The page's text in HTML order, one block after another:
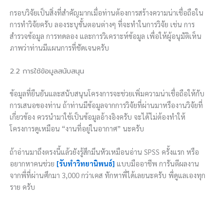
กรอบวิจัยเป็นสิ่งที่สำคัญมากเมื่อท่านต้องการสร้างความน่าเชื่อถือใน
การทำวิจัยครับ ลองระบุขั้นตอนต่างๆ ที่จะทำในการวิจัย เช่น การ
สำรวจข้อมูล การทดลอง และการวิเคราะห์ข้อมูล เพื่อให้ผู้อนุมัติเห็น
ภาพว่าท่านมีแผนการที่ชัดเจนครับ
2.2 การใช้ข้อมูลสนับสนุน
ข้อมูลที่ยืนยันและสนับสนุนโครงการจะช่วยเพิ่มความน่าเชื่อถือให้กับ
การเสนอของท่าน ถ้าท่านมีข้อมูลจากการวิจัยที่ผ่านมาหรืองานวิจัยที่
เกี่ยวข้อง ควรนำมาใช้เป็นข้อมูลอ้างอิงครับ จะได้ไม่ต้องทำให้
โครงการดูเหมือน “งานที่อยู่ในอากาศ” นะครับ
ถ้าอ่านมาถึงตรงนี้แล้วยังรู้สึกมึนหัวเหมือนอ่าน SPSS ครั้งแรก หรือ
อยากหาคนช่วย [รับทำวิทยานิพนธ์] แบบมืออาชีพ การันตีผลงาน
จากพี่ที่ผ่านศึกมา 3,000 กว่าเคส ทักหาพี่ได้เลยนะครับ พี่ดูแลเองทุก
ราย ครับ